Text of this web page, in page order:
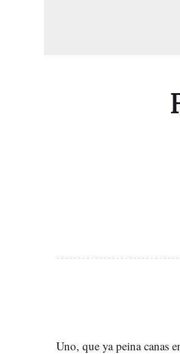
Uno, que ya peina canas